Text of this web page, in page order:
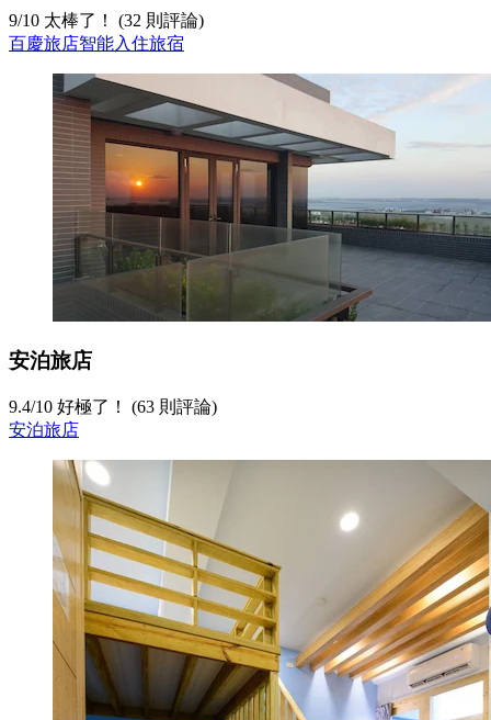
9/10 太棒了！ (32 則評論)
百慶旅店智能入住旅宿
安泊旅店
9.4/10 好極了！ (63 則評論)
安泊旅店